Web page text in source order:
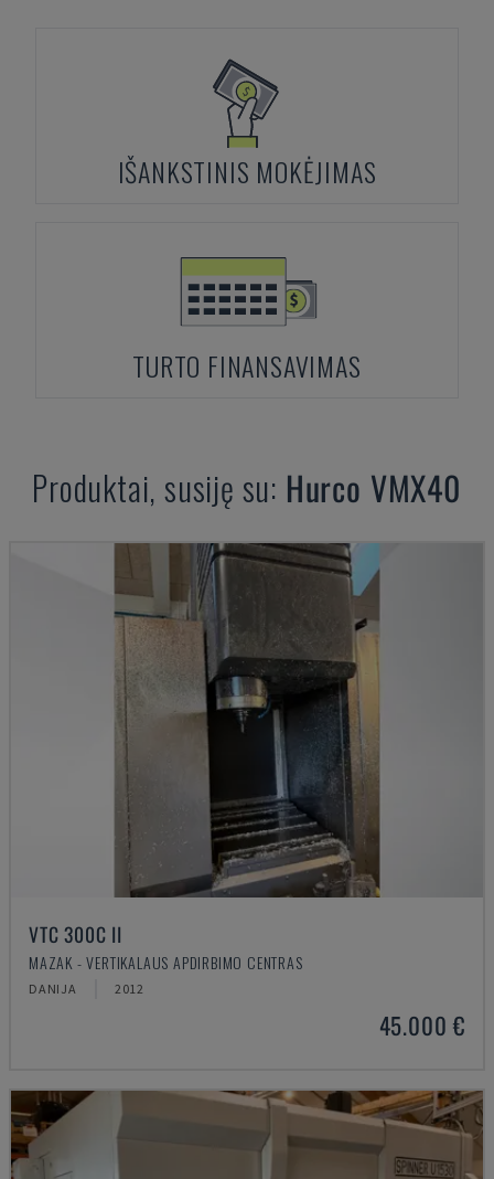
IŠANKSTINIS MOKĖJIMAS
TURTO FINANSAVIMAS
Produktai, susiję su: Hurco VMX40
VTC 300C II
MAZAK - VERTIKALAUS APDIRBIMO CENTRAS
DANIJA 2012
45.000 €